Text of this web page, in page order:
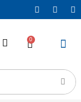
0